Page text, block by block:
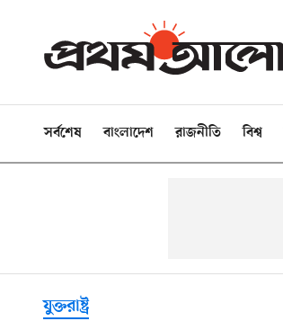
সর্বশেষ বাংলাদেশ রাজনীতি বিশ্ব
যুক্তরাষ্ট্র